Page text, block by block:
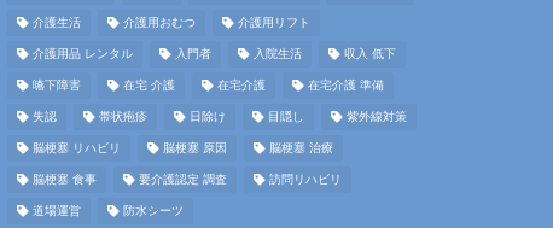
介護生活 介護用おむつ 介護用リフト
介護用品 レンタル 入門者 入院生活 収入 低下
嚥下障害 在宅 介護 在宅介護 在宅介護 準備
失認 帯状疱疹 日除け 目隠し 紫外線対策
脳梗塞 リハビリ 脳梗塞 原因 脳梗塞 治療
脳梗塞 食事 要介護認定 調査 訪問リハビリ
道場運営 防水シーツ